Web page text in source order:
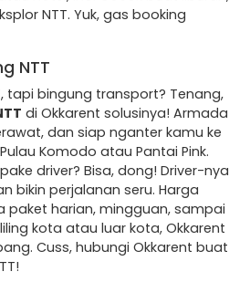
NTT. Yuk, gas booking
NTT
tapi bingung transport? Tenang,
di Okkarent solusinya! Armada
dan siap nganter kamu ke
Komodo atau Pantai Pink.
driver? Bisa, dong! Driver-nya
bikin perjalanan seru. Harga
paket harian, mingguan, sampai
kota atau luar kota, Okkarent
Cuss, hubungi Okkarent buat